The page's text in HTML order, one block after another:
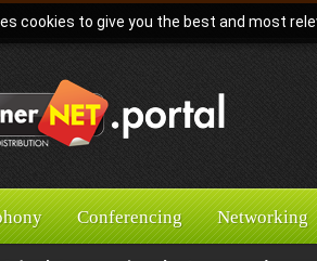
cookies to give you the best and most
Conferencing Networking